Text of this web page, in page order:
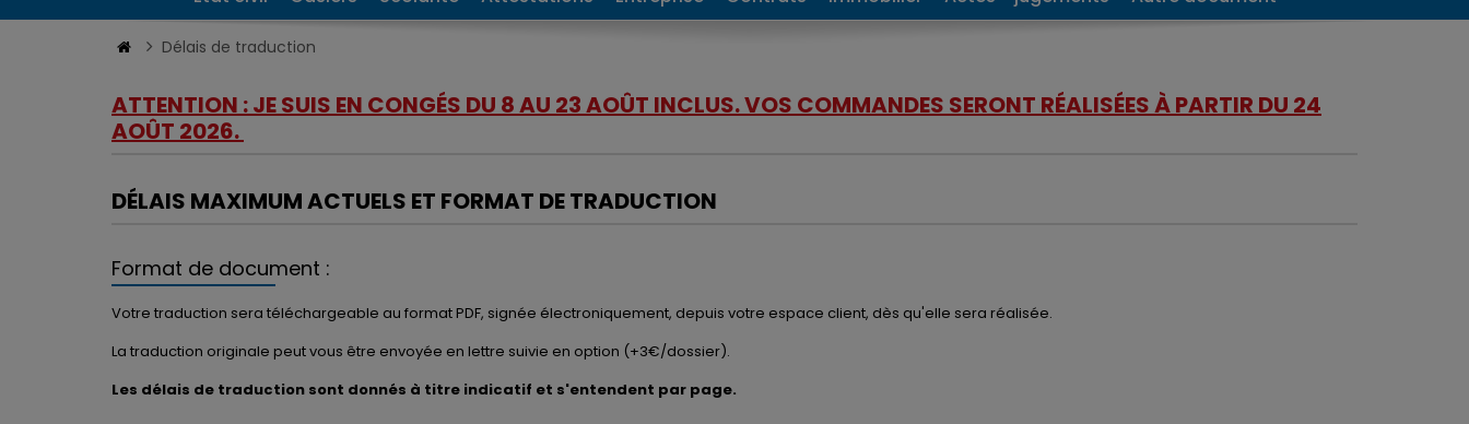
Délais de traduction
ATTENTION : JE SUIS EN CONGÉS DU 8 AU 23 AOÛT INCLUS. VOS COMMANDES SERONT RÉALISÉES À PARTIR DU 24
AOÛT 2026.
DÉLAIS MAXIMUM ACTUELS ET FORMAT DE TRADUCTION
Format de document :
Votre traduction sera téléchargeable au format PDF, signée électroniquement, depuis votre espace client, dès qu'elle sera réalisée.
La traduction originale peut vous être envoyée en lettre suivie en option (+3€/dossier).
Les délais de traduction sont donnés à titre indicatif et s'entendent par page.